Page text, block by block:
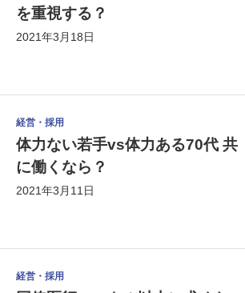
を重視する？
2021年3月18日
経営・採用
体力ない若手vs体力ある70代 共
に働くなら？
2021年3月11日
経営・採用